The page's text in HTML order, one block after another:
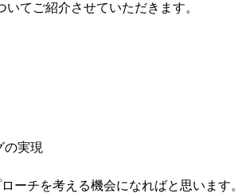
いてご紹介させていただきます。
の実現
ーチを考える機会になればと思います。